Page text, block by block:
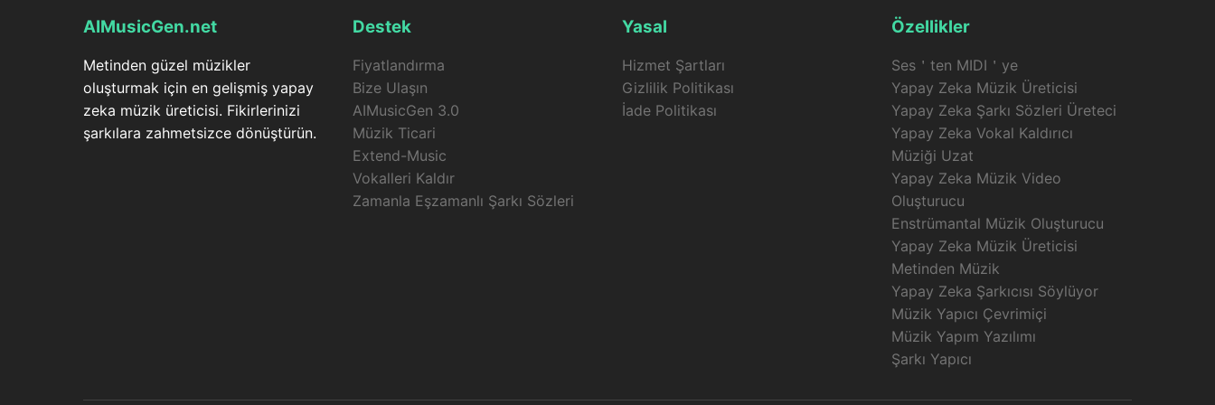
AIMusicGen.net
Metinden güzel müzikler
oluşturmak için en gelişmiş yapay
zeka müzik üreticisi. Fikirlerinizi
şarkılara zahmetsizce dönüştürün.
Destek
Fiyatlandırma
Bize Ulaşın
AIMusicGen 3.0
Müzik Ticari
Extend-Music
Vokalleri Kaldır
Zamanla Eşzamanlı Şarkı Sözleri
Yasal
Hizmet Şartları
Gizlilik Politikası
İade Politikası
Özellikler
Ses＇ten MIDI＇ye
Yapay Zeka Müzik Üreticisi
Yapay Zeka Şarkı Sözleri Üreteci
Yapay Zeka Vokal Kaldırıcı
Müziği Uzat
Yapay Zeka Müzik Video
Oluşturucu
Enstrümantal Müzik Oluşturucu
Yapay Zeka Müzik Üreticisi
Metinden Müzik
Yapay Zeka Şarkıcısı Söylüyor
Müzik Yapıcı Çevrimiçi
Müzik Yapım Yazılımı
Şarkı Yapıcı